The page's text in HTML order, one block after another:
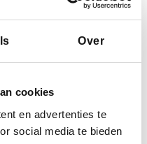
Over
cookies
en advertenties te
social media te bieden